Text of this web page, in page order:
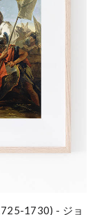
1730) - ジョ